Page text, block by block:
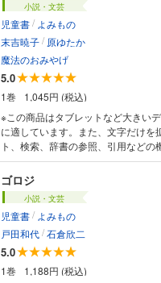
小説・文芸
児童書/ よみもの
末吉暁子/ 原ゆたか
魔法のおみやげ
5.0
1巻
1,045円 (税込)
※この商品はタブレットなど大きい
に適しています。また、文字だけを
ト、検索、辞書の参照、引用などの機能が使
にもらった、おみやげのこぶたち
デレラの世界へワープして・・・。
ゴロジ
小説・文芸
児童書/ よみもの
戸田和代/石倉欣二
5.0
1巻
1,188円 (税込)